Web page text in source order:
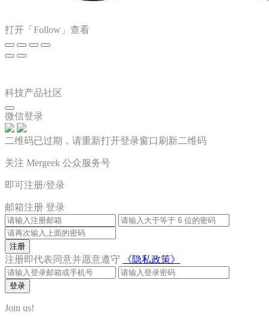
打开「Follow」查看
科技产品社区
微信登录
二维码已过期，请重新打开登录窗口刷新二维码
关注 Mergeek 公众服务号
即可注册/登录
邮箱注册 登录
注册
注册即代表同意并愿意遵守 《隐私政策》
登录
Join us!